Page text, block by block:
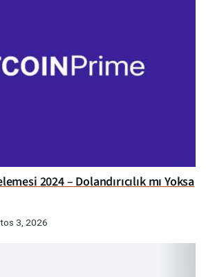
2024 – Dolandırıcılık mı Yoksa
3, 2026